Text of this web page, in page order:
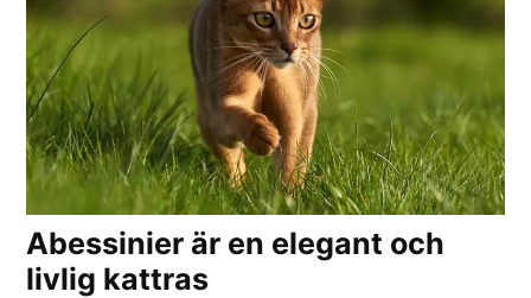
Abessinier är en elegant och
livlig kattras